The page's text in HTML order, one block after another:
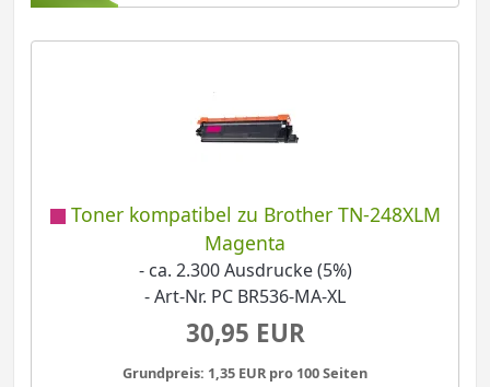
Toner kompatibel zu Brother TN-248XLM
Magenta
- ca. 2.300 Ausdrucke (5%)
- Art-Nr. PC BR536-MA-XL
30,95 EUR
Grundpreis: 1,35 EUR pro 100 Seiten